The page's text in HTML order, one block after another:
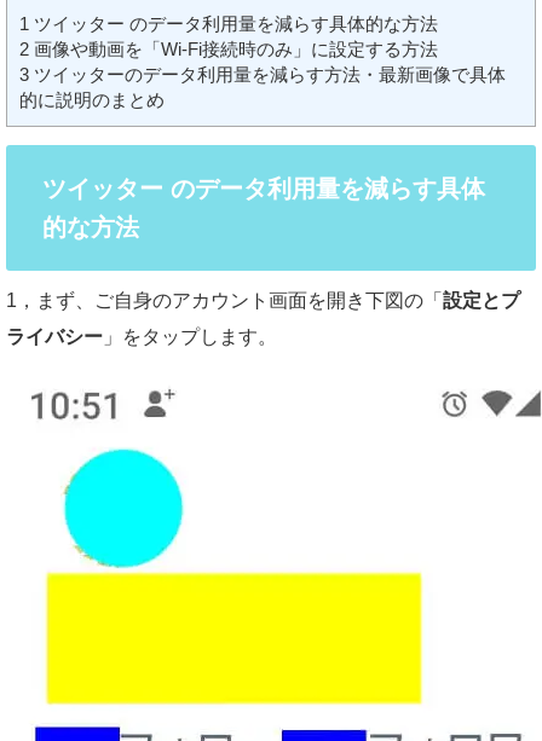
1 ツイッター のデータ利用量を減らす具体的な方法
2 画像や動画を「Wi-Fi接続時のみ」に設定する方法
3 ツイッターのデータ利用量を減らす方法・最新画像で具体
的に説明のまとめ
ツイッター のデータ利用量を減らす具体
的な方法
1，まず、ご自身のアカウント画面を開き下図の「 設定とプ
ライバシー 」をタップします。